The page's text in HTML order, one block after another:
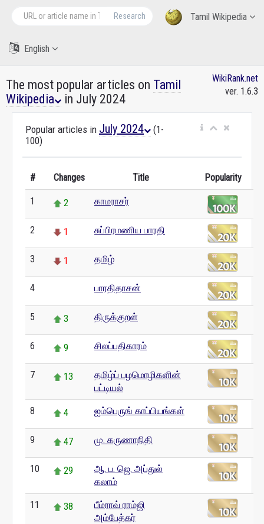
Tamil Wikipedia
Research
English
The most popular articles on Tamil
Wikipedia
in July 2024
WikiRank.net
ver. 1.6.3
Popular articles in July 2024
(1-
100)
# Changes Title Popularity
1 2 காமராசர்
2 1 சுப்பிரமணிய பாரதி
3 1 தமிழ்
4 பாரதிதாசன்
5 3 திருக்குறள்
6 9 சிலப்பதிகாரம்
7 13
தமிழ்ப் பழமொழிகளின்
பட்டியல்
8 4 ஐம்பெருங் காப்பியங்கள்
9 47 மு. கருணாநிதி
10 29
ஆ. ப. ஜெ. அப்துல்
கலாம்
11 38
பீம்ராவ் ராம்ஜி
அம்பேத்கர்